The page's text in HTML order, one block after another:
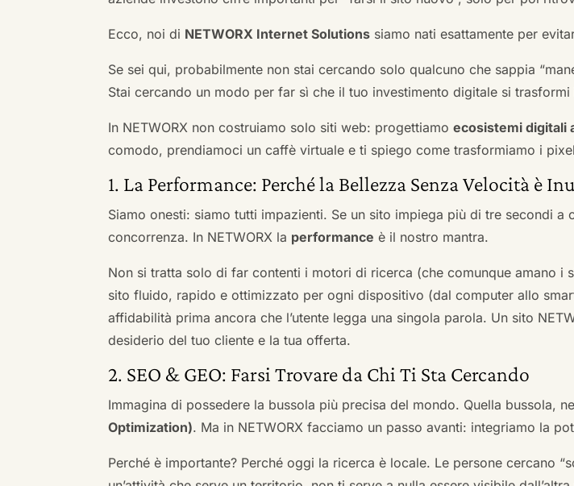
Ecco, noi di NETWORX Internet Solutions siamo nati esattamente per
Se sei qui, probabilmente non stai cercando solo qualcuno che sappia
Stai cercando un modo per far sì che il tuo investimento digitale si
In NETWORX non costruiamo solo siti web: progettiamoecosistemi digitali
comodo, prendiamoci un caffè virtuale e ti spiego come trasformiamo i
1. La Performance: Perché la Bellezza Senza Velocità è
Siamo onesti: siamo tutti impazienti. Se un sito impiega più di tre secondi a
concorrenza. In NETWORX la performance è il nostro mantra.
Non si tratta solo di far contenti i motori di ricerca (che comunque amano
sito fluido, rapido e ottimizzato per ogni dispositivo (dal computer allo
affidabilità prima ancora che l’utente legga una singola parola. Un sito
desiderio del tuo cliente e la tua offerta.
2. SEO & GEO: Farsi Trovare da Chi Ti Sta Cercando
Immagina di possedere la bussola più precisa del mondo. Quella bussola,
Optimization). Ma in NETWORX facciamo un passo avanti: integriamo la
Perché è importante? Perché oggi la ricerca è locale. Le persone cercano